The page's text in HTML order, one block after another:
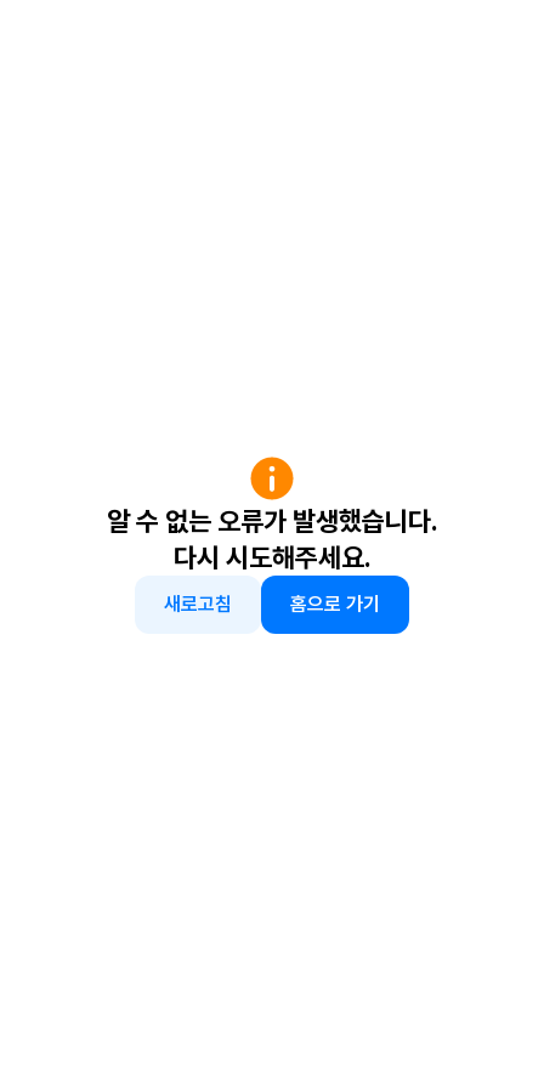
알 수 없는 오류가 발생했습니다.
다시 시도해주세요.
새로고침 홈으로 가기